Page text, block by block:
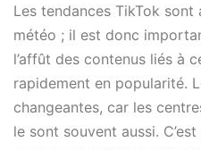
Les tendances TikTok
météo ; il est donc
l’affût des contenus liés à
rapidement en popularité.
changeantes, car les
le sont souvent aussi.